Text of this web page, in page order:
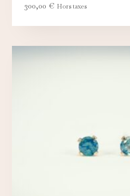
300,00 € Hors taxes